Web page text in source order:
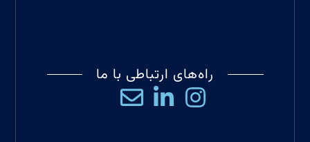
راه‌های ارتباطی با ما